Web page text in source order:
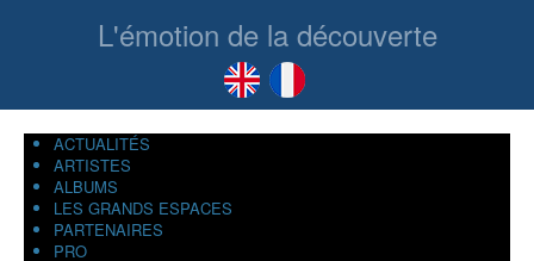
L'émotion de la découverte
ACTUALITÉS
ARTISTES
ALBUMS
LES GRANDS ESPACES
PARTENAIRES
PRO